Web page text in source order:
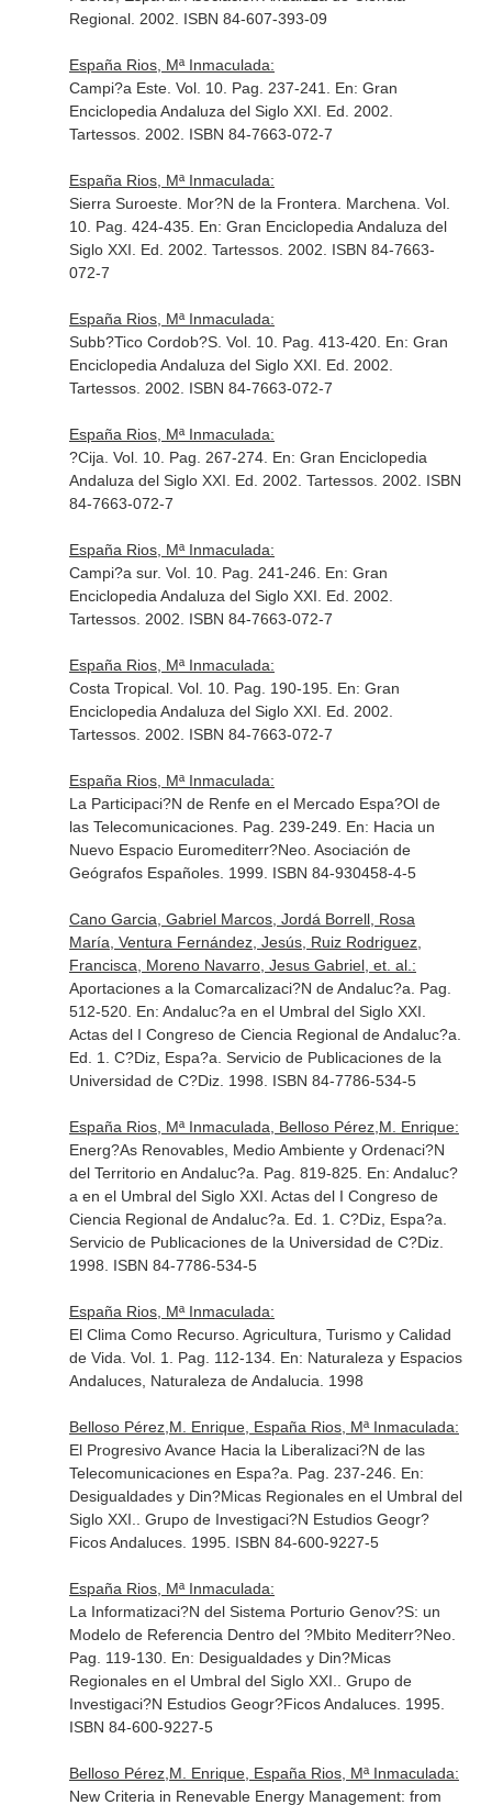
Regional. 2002. ISBN 84-607-393-09
España Rios, Mª Inmaculada:
Campi?a Este. Vol. 10. Pag. 237-241. En: Gran
Enciclopedia Andaluza del Siglo XXI . Ed. 2002.
Tartessos. 2002. ISBN 84-7663-072-7
España Rios, Mª Inmaculada:
Sierra Suroeste. Mor?N de la Frontera. Marchena. Vol.
10. Pag. 424-435. En: Gran Enciclopedia Andaluza del
Siglo XXI . Ed. 2002. Tartessos. 2002. ISBN 84-7663-
072-7
España Rios, Mª Inmaculada:
Subb?Tico Cordob?S. Vol. 10. Pag. 413-420. En: Gran
Enciclopedia Andaluza del Siglo XXI . Ed. 2002.
Tartessos. 2002. ISBN 84-7663-072-7
España Rios, Mª Inmaculada:
?Cija. Vol. 10. Pag. 267-274. En: Gran Enciclopedia
Andaluza del Siglo XXI . Ed. 2002. Tartessos. 2002. ISBN
84-7663-072-7
España Rios, Mª Inmaculada:
Campi?a sur. Vol. 10. Pag. 241-246. En: Gran
Enciclopedia Andaluza del Siglo XXI . Ed. 2002.
Tartessos. 2002. ISBN 84-7663-072-7
España Rios, Mª Inmaculada:
Costa Tropical. Vol. 10. Pag. 190-195. En: Gran
Enciclopedia Andaluza del Siglo XXI . Ed. 2002.
Tartessos. 2002. ISBN 84-7663-072-7
España Rios, Mª Inmaculada:
La Participaci?N de Renfe en el Mercado Espa?Ol de
las Telecomunicaciones. Pag. 239-249. En: Hacia un
Nuevo Espacio Euromediterr?Neo. Asociación de
Geógrafos Españoles. 1999. ISBN 84-930458-4-5
Cano Garcia, Gabriel Marcos, Jordá Borrell, Rosa
María, Ventura Fernández, Jesús, Ruiz Rodriguez,
Francisca, Moreno Navarro, Jesus Gabriel, et. al.:
Aportaciones a la Comarcalizaci?N de Andaluc?a. Pag.
512-520. En: Andaluc?a en el Umbral del Siglo XXI.
Actas del I Congreso de Ciencia Regional de Andaluc?a
Ed. 1. C?Diz, Espa?a. Servicio de Publicaciones de la
Universidad de C?Diz. 1998. ISBN 84-7786-534-5
España Rios, Mª Inmaculada, Belloso Pérez,M. Enrique:
Energ?As Renovables, Medio Ambiente y Ordenaci?N
del Territorio en Andaluc?a. Pag. 819-825. En: Andaluc?
a en el Umbral del Siglo XXI. Actas del I Congreso de
Ciencia Regional de Andaluc?a . Ed. 1. C?Diz, Espa?a.
Servicio de Publicaciones de la Universidad de C?Diz.
1998. ISBN 84-7786-534-5
España Rios, Mª Inmaculada:
El Clima Como Recurso. Agricultura, Turismo y Calidad
de Vida. Vol. 1. Pag. 112-134. En: Naturaleza y Espacios
Andaluces, Naturaleza de Andalucia . 1998
Belloso Pérez,M. Enrique, España Rios, Mª Inmaculada:
El Progresivo Avance Hacia la Liberalizaci?N de las
Telecomunicaciones en Espa?a. Pag. 237-246. En:
Desigualdades y Din?Micas Regionales en el Umbral del
Siglo XXI.
. Grupo de Investigaci?N Estudios Geogr?
Ficos Andaluces. 1995. ISBN 84-600-9227-5
España Rios, Mª Inmaculada:
La Informatizaci?N del Sistema Porturio Genov?S: un
Modelo de Referencia Dentro del ?Mbito Mediterr?Neo.
Pag. 119-130. En: Desigualdades y Din?Micas
Regionales en el Umbral del Siglo XXI.
. Grupo de
Investigaci?N Estudios Geogr?Ficos Andaluces. 1995.
ISBN 84-600-9227-5
Belloso Pérez,M. Enrique, España Rios, Mª Inmaculada:
New Criteria in Renevable Energy Management: from